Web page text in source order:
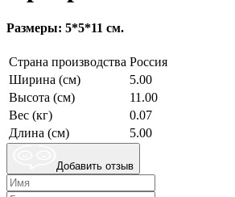
Размеры: 5*5*11 см.
Страна производства Россия
Ширина (см)
5.00
Высота (см)
11.00
Вес (кг)
0.07
Длина (см)
5.00
Добавить отзыв